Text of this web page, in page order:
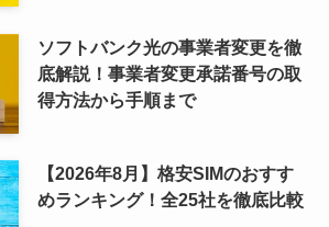
ソフトバンク光の事業者変更を徹
底解説！事業者変更承諾番号の取
得方法から手順まで
【2026年8月】格安SIMのおすす
めランキング！全25社を徹底比較